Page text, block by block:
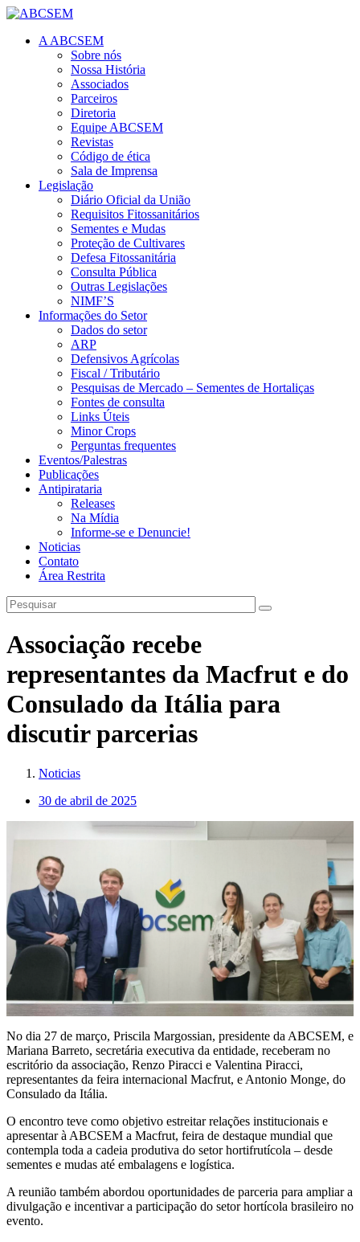
A ABCSEM
Sobre nós
Nossa História
Associados
Parceiros
Diretoria
Equipe ABCSEM
Revistas
Código de ética
Sala de Imprensa
Legislação
Diário Oficial da União
Requisitos Fitossanitários
Sementes e Mudas
Proteção de Cultivares
Defesa Fitossanitária
Consulta Pública
Outras Legislações
NIMF’S
Informações do Setor
Dados do setor
ARP
Defensivos Agrícolas
Fiscal / Tributário
Pesquisas de Mercado – Sementes de Hortaliças
Fontes de consulta
Links Úteis
Minor Crops
Perguntas frequentes
Eventos/Palestras
Publicações
Antipirataria
Releases
Na Mídia
Informe-se e Denuncie!
Noticias
Contato
Área Restrita
Associação recebe
representantes da Macfrut e do
Consulado da Itália para
discutir parcerias
Noticias
30 de abril de 2025
No dia 27 de março, Priscila Margossian, presidente da ABCSEM, e
Mariana Barreto, secretária executiva da entidade, receberam no
escritório da associação, Renzo Piracci e Valentina Piracci,
representantes da feira internacional Macfrut, e Antonio Monge, do
Consulado da Itália.
O encontro teve como objetivo estreitar relações institucionais e
apresentar à ABCSEM a Macfrut, feira de destaque mundial que
contempla toda a cadeia produtiva do setor hortifrutícola – desde
sementes e mudas até embalagens e logística.
A reunião também abordou oportunidades de parceria para ampliar a
divulgação e incentivar a participação do setor hortícola brasileiro no
evento.